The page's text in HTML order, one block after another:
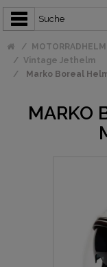
MOTORRADHELM
Vintage Jethelm
Marko Boreal
MARKO